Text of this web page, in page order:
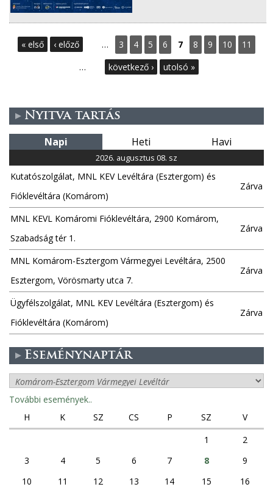
O
a
l
a
k
« első ‹ előző … 3 4 5 6 7 8 9 10
11
…
következő › utolsó »
Nyitva tartás
Napi Heti Havi
2026. augusztus 08. sz
Kutatószolgálat, MNL KEV Levéltára (Esztergom) és
Fióklevéltára (Komárom)
Zárva
MNL KEVL Komáromi Fióklevéltára, 2900 Komárom,
Szabadság tér 1.
Zárva
MNL Komárom-Esztergom Vármegyei Levéltára, 2500
Esztergom, Vörösmarty utca 7.
Zárva
Ügyfélszolgálat, MNL KEV Levéltára (Esztergom) és
Fióklevéltára (Komárom)
Zárva
Eseménynaptár
További események..
H
K SZ CS P SZ
V
1
2
3
4 5 6 7 8
9
10
11 12 13 14 15
16